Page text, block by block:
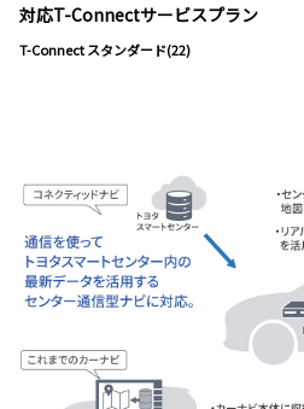
対応T-Connectサービスプラン
T-Connect スタンダード(22)